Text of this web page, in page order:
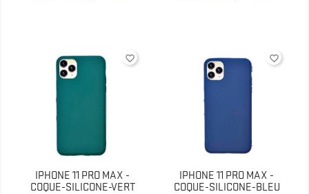
IPHONE 11 PRO MAX -
COQUE-SILICONE-VERT
favorite_border
IPHONE 11 PRO MAX -
COQUE-SILICONE-BLEU
favorite_border